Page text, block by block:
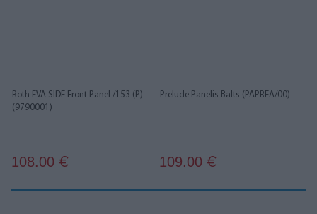
Roth EVA SIDE Front Panel /153 (P)
(9790001)
108.00 €
Prelude Panelis Balts (PAPREA/00)
109.00 €